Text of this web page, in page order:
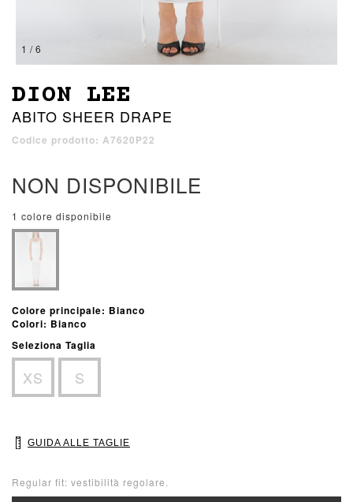
1 / 6
DION LEE
ABITO SHEER DRAPE
Codice prodotto: A7620P22
NON DISPONIBILE
1 colore disponibile
Colore principale: Bianco
Colori: Bianco
Seleziona Taglia
XS S
GUIDA ALLE TAGLIE
Regular fit: vestibilità regolare.